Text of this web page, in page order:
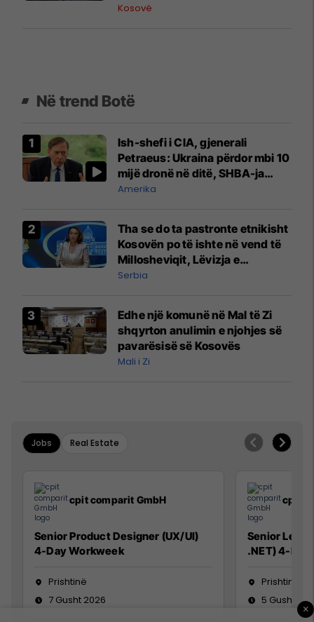
Kosovë
Në trend Botë
Ish-shefi i CIA, gjenerali
Petraeus: Ukraina përdor mbi 10
mijë dronë në ditë, SHBA-ja
mbetet shumë prapa në
Amerika
Tha se do ta pastronte etnikisht
Kosovën po të ishte në vend të
Millosheviqit, Lëvizja e
Qytetarëve të Lirë në Serbi
Paunoviq
Serbia
Edhe një komunë në Mal të Zi
shqyrton anulimin e njohjes së
pavarësisë së Kosovës
Mali i Zi
Jobs Real Estate
cpit comparit GmbH
Senior Product Designer (UX/UI)
4-Day Workweek
Prishtinë
7 Gusht 2026
cpit
Senior Lead
.NET) 4-
Prishtinë
5 Gusht
×